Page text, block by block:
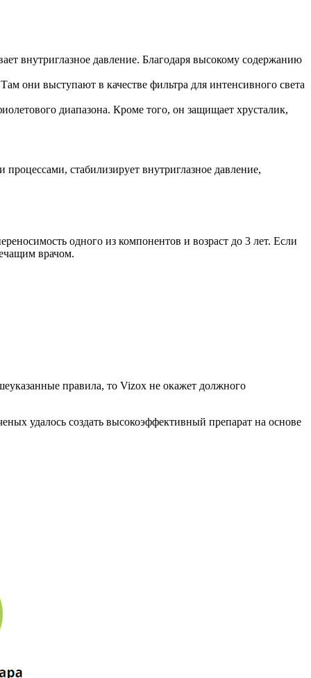
внутриглазное давление. Благодаря высокому содержанию
они выступают в качестве фильтра для интенсивного света
диапазона. Кроме того, он защищает хрусталик,
стабилизирует внутриглазное давление,
одного из компонентов и возраст до 3 лет. Если
врачом.
правила, то Vizox не окажет должного
удалось создать высокоэффективный препарат на основе